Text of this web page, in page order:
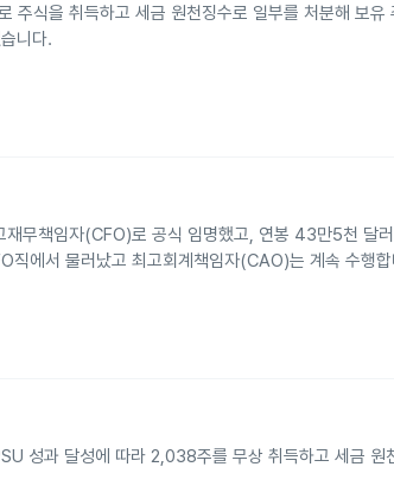
식을 취득하고 세금 원천징수로 일부를 처분해 보유
니다.
무책임자(CFO)로 공식 임명했고, 연봉 43만5천 달
직에서 물러났고 최고회계책임자(CAO)는 계속 수행
과 달성에 따라 2,038주를 무상 취득하고 세금 원